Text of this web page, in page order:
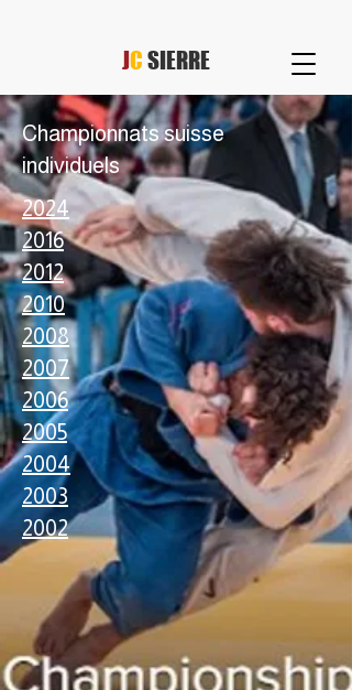
JC SIERRE
Championnats suisse
individuels
2024
2016
2012
2010
2008
2007
2006
2005
2004
2003
2002